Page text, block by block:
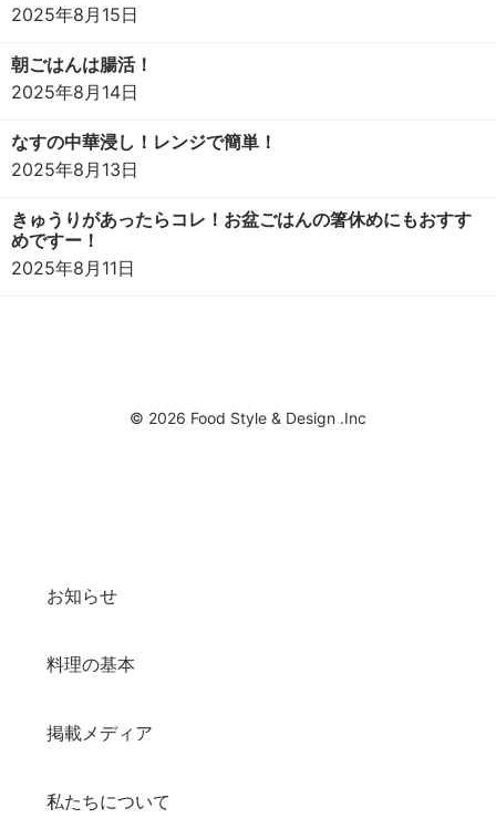
2025年8月15日
朝ごはんは腸活！
2025年8月14日
なすの中華浸し！レンジで簡単！
2025年8月13日
きゅうりがあったらコレ！お盆ごはんの箸休めにもおすす
めですー！
2025年8月11日
© 2026 Food Style & Design .Inc
お知らせ
料理の基本
掲載メディア
私たちについて